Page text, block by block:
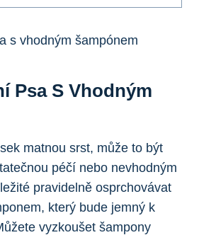
Psa​ S ⁣vhodným
matnou ⁢srst, může to⁤ být
péčí nebo nevhodným
pravidelně ‌osprchovávat
který bude jemný‌ k
‌vyzkoušet ⁢šampony